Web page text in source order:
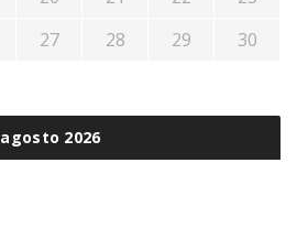
agosto 2026
27 28 29
30